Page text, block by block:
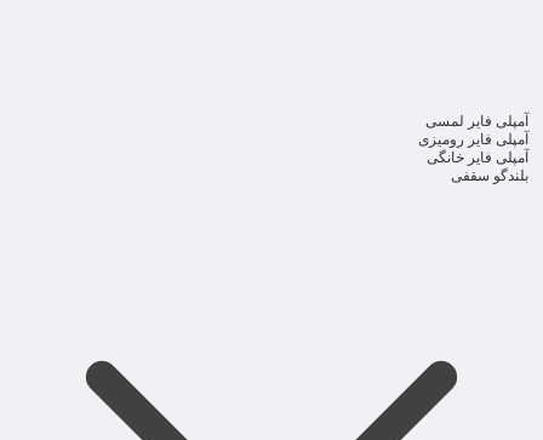
آمپلی فایر لمسی
آمپلی فایر رومیزی
آمپلی فایر خانگی
بلندگو سقفی